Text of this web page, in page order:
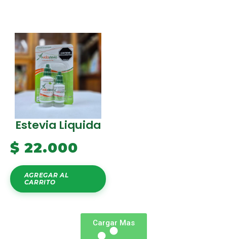
Estevia Liquida
$ 22.000
AGREGAR AL
CARRITO
Cargar Mas